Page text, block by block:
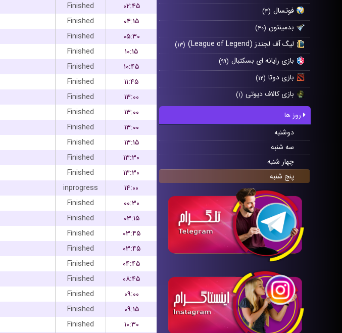
فوتسال (۴)
بدمینتون (۴۰)
لیگ آف لجندز (League of Legend) (۱۳)
بازی رایانه ای بسکتبال (۹۹)
بازی دوتا (۱۲)
بازی کالاف دیوتی (۱)
روز ها
دوشنبه
سه شنبه
چهار شنبه
پنج شنبه
Finished
۰۲:۴۵
Finished
۰۴:۱۵
Finished
۰۵:۳۰
Finished
۱۰:۱۵
Finished
۱۰:۴۵
Finished
۱۱:۴۵
Finished
۱۳:۰۰
Finished
۱۳:۰۰
Finished
۱۳:۰۰
Finished
۱۳:۱۵
Finished
۱۳:۳۰
Finished
۱۳:۳۰
inprogress
۱۴:۰۰
Finished
۰۰:۳۰
Finished
۰۳:۱۵
Finished
۰۳:۴۵
Finished
۰۳:۴۵
Finished
۰۴:۴۵
Finished
۰۸:۴۵
Finished
۰۹:۰۰
Finished
۰۹:۱۵
Finished
۱۰:۳۰